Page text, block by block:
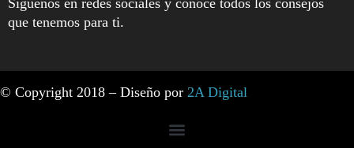
que tenemos para ti.
© Copyright 2018 – Diseño por 2A Digital